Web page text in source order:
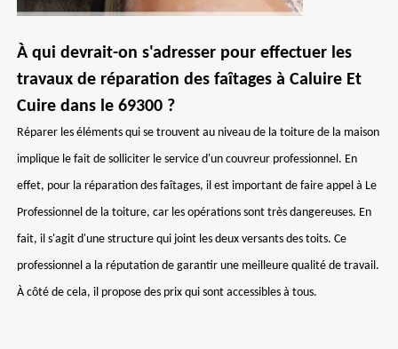
À qui devrait-on s'adresser pour effectuer les
travaux de réparation des faîtages à Caluire Et
Cuire dans le 69300 ?
Réparer les éléments qui se trouvent au niveau de la toiture de la maison
implique le fait de solliciter le service d'un couvreur professionnel. En
effet, pour la réparation des faîtages, il est important de faire appel à Le
Professionnel de la toiture, car les opérations sont très dangereuses. En
fait, il s'agit d'une structure qui joint les deux versants des toits. Ce
professionnel a la réputation de garantir une meilleure qualité de travail.
À côté de cela, il propose des prix qui sont accessibles à tous.